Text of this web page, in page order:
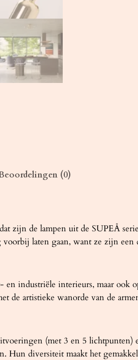
P
g
a
z
d
t
a
(0)
zijn de lampen uit de SUPEÅ
laten gaan, want ze zijn
industriële interieurs, maar
de artistieke wanorde van de
(met 3 en 5
Hun diversiteit maakt het